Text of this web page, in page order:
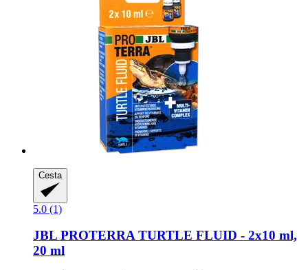
Cesta
5.0 (1)
JBL PROTERRA TURTLE FLUID -​ 2x10 ml,
20 ml